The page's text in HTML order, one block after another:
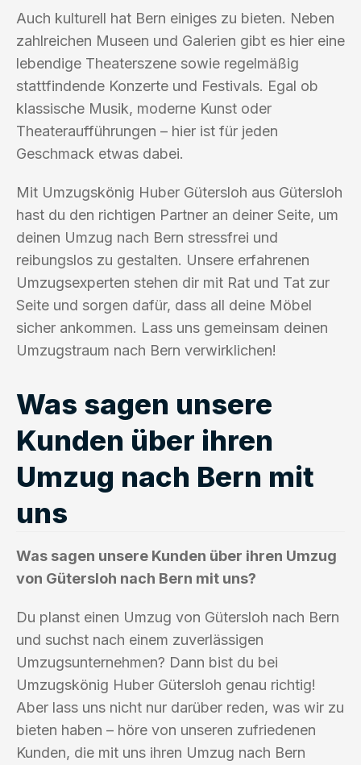
Auch kulturell hat Bern einiges zu bieten. Neben
zahlreichen Museen und Galerien gibt es hier eine
lebendige Theaterszene sowie regelmäßig
stattfindende Konzerte und Festivals. Egal ob
klassische Musik, moderne Kunst oder
Theateraufführungen – hier ist für jeden
Geschmack etwas dabei.
Mit Umzugskönig Huber Gütersloh aus Gütersloh
hast du den richtigen Partner an deiner Seite, um
deinen Umzug nach Bern stressfrei und
reibungslos zu gestalten. Unsere erfahrenen
Umzugsexperten stehen dir mit Rat und Tat zur
Seite und sorgen dafür, dass all deine Möbel
sicher ankommen. Lass uns gemeinsam deinen
Umzugstraum nach Bern verwirklichen!
Was sagen unsere
Kunden über ihren
Umzug nach Bern mit
uns
Was sagen unsere Kunden über ihren Umzug
von Gütersloh nach Bern mit uns?
Du planst einen Umzug von Gütersloh nach Bern
und suchst nach einem zuverlässigen
Umzugsunternehmen? Dann bist du bei
Umzugskönig Huber Gütersloh genau richtig!
Aber lass uns nicht nur darüber reden, was wir zu
bieten haben – höre von unseren zufriedenen
Kunden, die mit uns ihren Umzug nach Bern